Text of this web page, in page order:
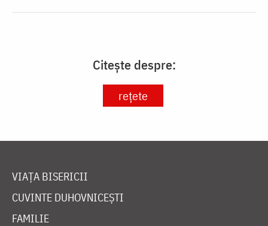
Citește despre:
rețete
VIAȚA BISERICII
CUVINTE DUHOVNICEȘTI
FAMILIE